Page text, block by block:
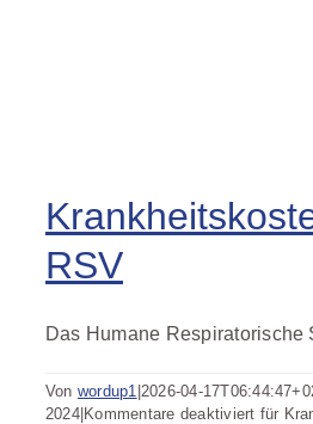
RSV
Das Humane
Von wordup1 2026-04-
2024| Kommentare deaktiviert für